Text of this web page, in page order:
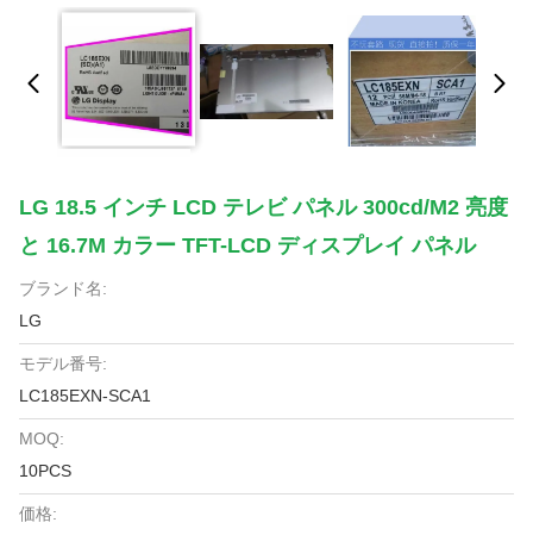
LG 18.5 インチ LCD テレビ パネル 300cd/m2 亮度
と 16.7M カラー TFT-LCD ディスプレイ パネル
ブランド名:
LG
モデル番号:
LC185EXN-SCA1
MOQ:
10PCS
価格: